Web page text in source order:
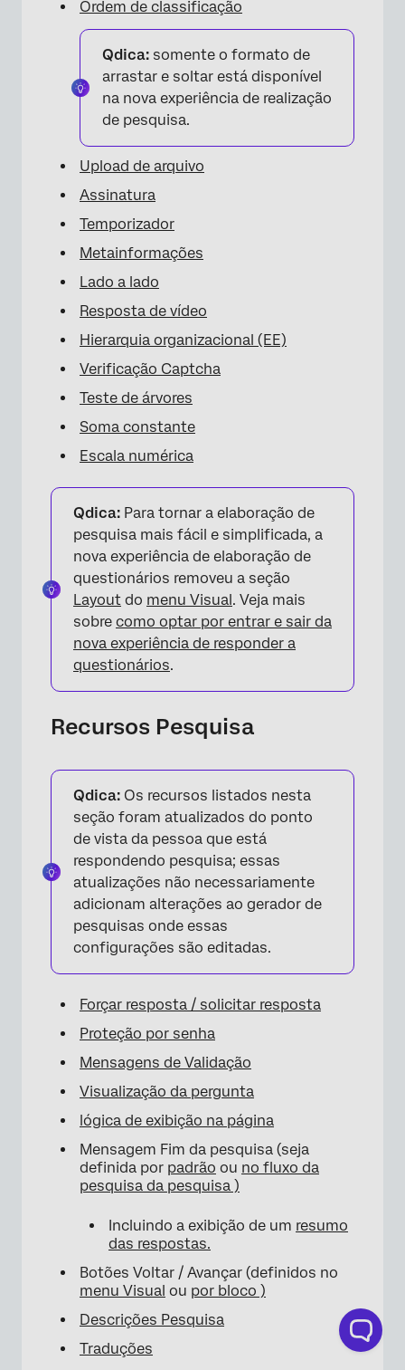
Ordem de classificação
Qdica: somente o formato de
arrastar e soltar está disponível
na nova experiência de realização
de pesquisa.
Upload de arquivo
Assinatura
Temporizador
Metainformações
Lado a lado
Resposta de vídeo
Hierarquia organizacional (EE)
Verificação Captcha
Teste de árvores
Soma constante
Escala numérica
Qdica: Para tornar a elaboração de
pesquisa mais fácil e simplificada, a
nova experiência de elaboração de
questionários removeu a seção
Layout do menu Visual . Veja mais
sobre como optar por entrar e sair da
nova experiência de responder a
questionários.
Recursos Pesquisa
Qdica: Os recursos listados nesta
seção foram atualizados do ponto
de vista da pessoa que está
respondendo pesquisa; essas
atualizações não necessariamente
adicionam alterações ao gerador de
pesquisas onde essas
configurações são editadas.
Forçar resposta / solicitar resposta
Proteção por senha
Mensagens de Validação
Visualização da pergunta
lógica de exibição na página
Mensagem Fim da pesquisa (seja
definida por padrão ou no fluxo da
pesquisa da pesquisa )
Incluindo a exibição de um resumo
das respostas.
Botões Voltar / Avançar (definidos no
menu Visual ou por bloco )
Descrições Pesquisa
Traduções